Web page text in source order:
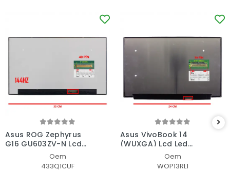
Asus ROG Zephyrus
G16 GU603ZV-N Lcd
Led Ekran - Panel
Oem
433Q1CUF
Asus VivoBook 14
(WUXGA) Lcd Led
Ekran - PanelOem
WOP13RL1